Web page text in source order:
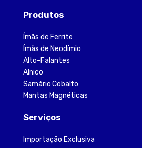
Produtos
Ímãs de Ferrite
Ímãs de Neodímio
Alto-Falantes
Alnico
Samário Cobalto
Mantas Magnéticas
Serviços
Importação Exclusiva